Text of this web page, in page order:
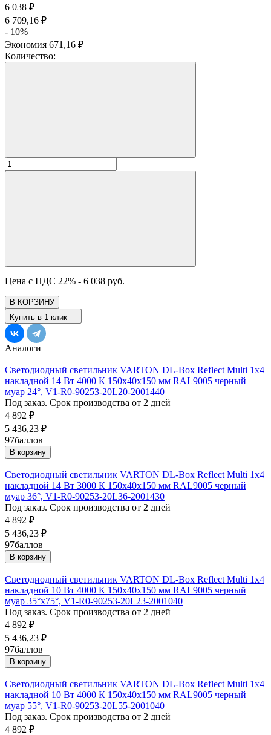
6 038 ₽
6 709,16 ₽
- 10%
Экономия 671,16 ₽
Количество:
Цена с НДС 22% - 6 038 руб.
В КОРЗИНУ
Купить в 1 клик
Аналоги
Светодиодный светильник VARTON DL-Box Reflect Multi 1x4
накладной 14 Вт 4000 К 150х40х150 мм RAL9005 черный
муар 24°, V1-R0-90253-20L20-2001440
Под заказ. Срок производства от 2 дней
4 892 ₽
5 436,23 ₽
97баллов
В корзину
Светодиодный светильник VARTON DL-Box Reflect Multi 1x4
накладной 14 Вт 3000 К 150х40х150 мм RAL9005 черный
муар 36°, V1-R0-90253-20L36-2001430
Под заказ. Срок производства от 2 дней
4 892 ₽
5 436,23 ₽
97баллов
В корзину
Светодиодный светильник VARTON DL-Box Reflect Multi 1x4
накладной 10 Вт 4000 К 150х40х150 мм RAL9005 черный
муар 35°x75°, V1-R0-90253-20L23-2001040
Под заказ. Срок производства от 2 дней
4 892 ₽
5 436,23 ₽
97баллов
В корзину
Светодиодный светильник VARTON DL-Box Reflect Multi 1x4
накладной 10 Вт 4000 К 150х40х150 мм RAL9005 черный
муар 55°, V1-R0-90253-20L55-2001040
Под заказ. Срок производства от 2 дней
4 892 ₽